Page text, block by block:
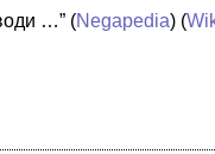
…” (Negapedia) (